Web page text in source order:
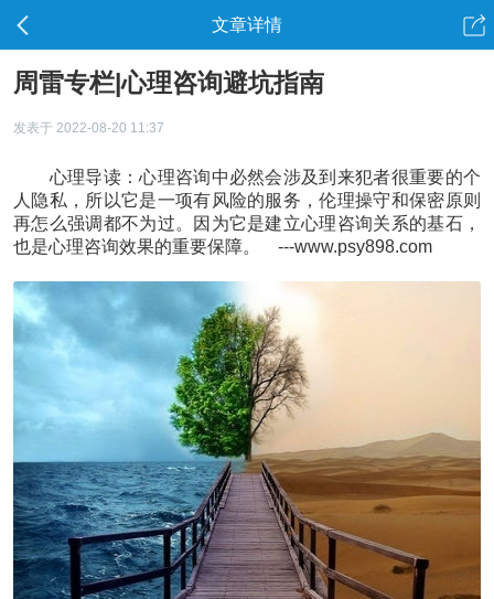
文章详情
周雷专栏|心理咨询避坑指南
发表于 2022-08-20 11:37
心理导读：心理咨询中必然会涉及到来犯者很重要的个
人隐私，所以它是一项有风险的服务，伦理操守和保密原则
再怎么强调都不为过。因为它是建立心理咨询关系的基石，
也是心理咨询效果的重要保障。 ---www.psy898.com